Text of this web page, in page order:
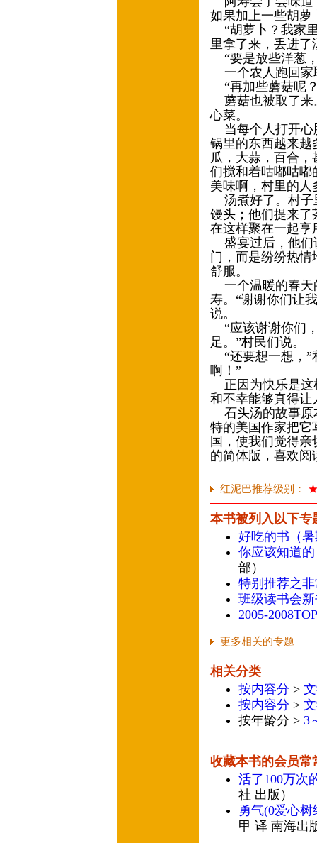
如果加上一些胡
“胡萝卜？我家
里拿了来，丢进
“要是放些洋葱
一个农人跑回家
“再加些蘑菇呢
蘑菇也被取了来
心菜。
当每个人打开心
锅里的东西越来越
瓜，大蒜，百合
们搅和着咕嘟咕嘟
美味啊，村里的
汤煮好了。村子
馒头；他们提来了
在这样聚在一起
盛宴过后，他们
门，而是纷纷热
舒服。
一个温暖的春天
寿。“谢谢你们让
说。
“应该谢谢你们
足。”村民们说。
“还要想一想，”
啊！”
正因为快乐是这
和不幸能够真得
石头汤的故事原
特的美国作家把它
国，使我们觉得
的简体版，喜欢
红泥巴推荐级别：
本书被列入以下专
好吃的书（
你应该知道的
部）
特别推荐之
班级读书会
2005-
更多相关的专题
相关分类
按内容分 >
按内容分 >
按年龄分 > 3
收藏本书的会员常
活了100万次
社 出版）
勇气(0爱心树
甲 译 南海出